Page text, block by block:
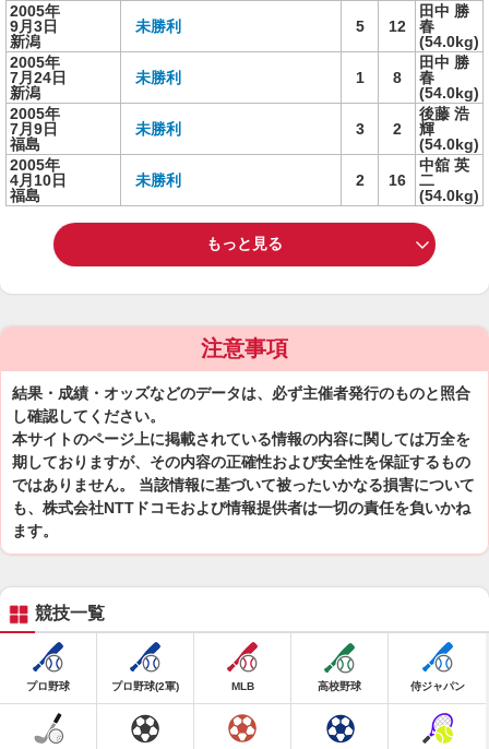
2005年
9月3日
新潟
未勝利 5 12
田中 勝
春
(54.0kg)
2005年
7月24日
新潟
未勝利 1 8
田中 勝
春
(54.0kg)
2005年
7月9日
福島
未勝利 3 2
後藤 浩
輝
(54.0kg)
2005年
4月10日
福島
未勝利 2 16
中舘 英
二
(54.0kg)
もっと見る
注意事項
結果・成績・オッズなどのデータは、必ず主催者発行のものと照合
し確認してください。
本サイトのページ上に掲載されている情報の内容に関しては万全を
期しておりますが、その内容の正確性および安全性を保証するもの
ではありません。 当該情報に基づいて被ったいかなる損害について
も、株式会社NTTドコモおよび情報提供者は一切の責任を負いかね
ます。
競技一覧
プロ野球 プロ野球(2軍) MLB 高校野球 侍ジャパン